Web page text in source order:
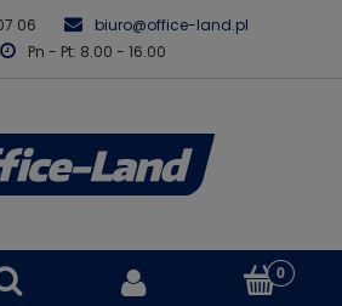
06
biuro@office-land.pl
Pn - Pt: 8.00 - 16.00